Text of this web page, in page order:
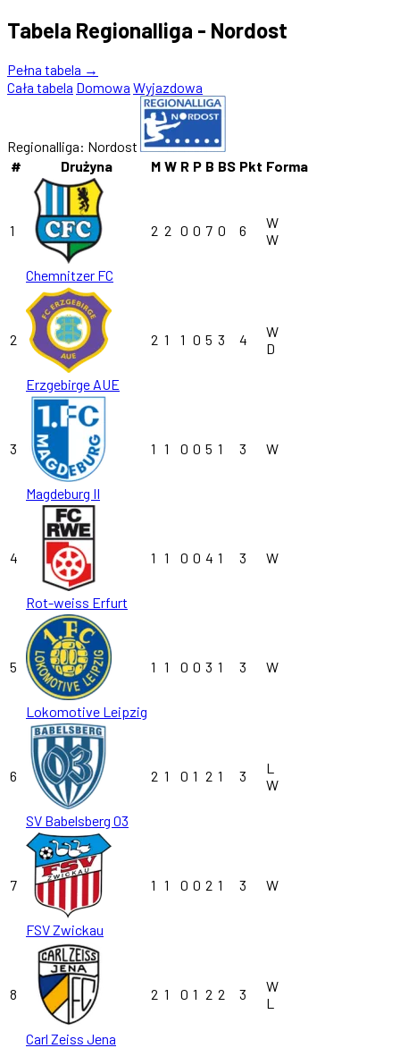
Tabela Regionalliga - Nordost
Pełna tabela →
Cała tabela Domowa Wyjazdowa
Regionalliga: Nordost
#
Drużyna M W R P B BS Pkt Forma
1
Chemnitzer FC
2 2 0 0 7 0 6
W
W
2
Erzgebirge AUE
2 1 1 0 5 3 4
W
D
3
Magdeburg II
1 1 0 0 5 1 3 W
4
Rot-weiss Erfurt
1 1 0 0 4 1 3 W
5
Lokomotive Leipzig
1 1 0 0 3 1 3 W
6
SV Babelsberg 03
2 1 0 1 2 1 3
L
W
7
FSV Zwickau
1 1 0 0 2 1 3 W
8
Carl Zeiss Jena
2 1 0 1 2 2 3
W
L